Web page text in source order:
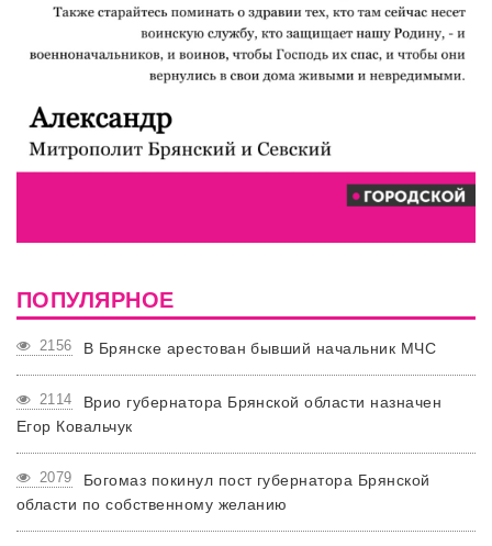
ПОПУЛЯРНОЕ
2156 В Брянске арестован бывший начальник МЧС
2114
Врио губернатора Брянской области назначен
Егор Ковальчук
2079
Богомаз покинул пост губернатора Брянской
области по собственному желанию